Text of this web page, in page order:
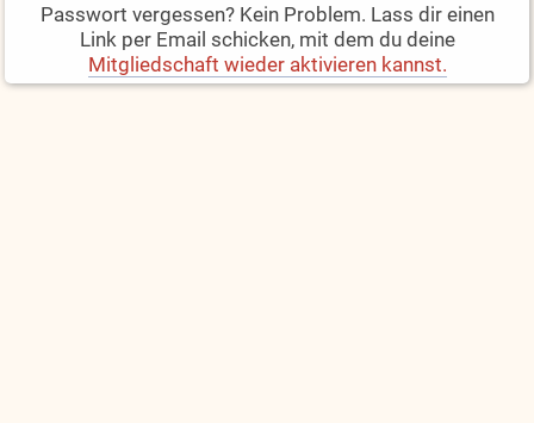
Passwort vergessen? Kein Problem. Lass dir einen
Link per Email schicken, mit dem du deine
Mitgliedschaft wieder aktivieren kannst.